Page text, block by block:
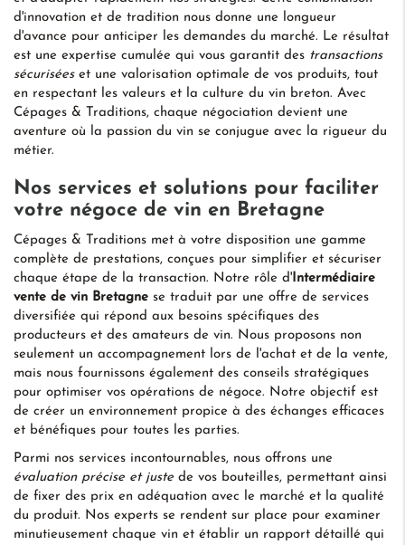
d'innovation et de tradition nous donne une longueur
d'avance pour anticiper les demandes du marché. Le résultat
est une expertise cumulée qui vous garantit des transactions
sécuriséeset une valorisation optimale de vos produits, tout
en respectant les valeurs et la culture du vin breton. Avec
Cépages & Traditions, chaque négociation devient une
aventure où la passion du vin se conjugue avec la rigueur du
métier.
Nos services et solutions pour faciliter
votre négoce de vin en Bretagne
Cépages & Traditions met à votre disposition une gamme
complète de prestations, conçues pour simplifier et sécuriser
chaque étape de la transaction. Notre rôle d' Intermédiaire
vente de vin Bretagne se traduit par une offre de services
diversifiée qui répond aux besoins spécifiques des
producteurs et des amateurs de vin. Nous proposons non
seulement un accompagnement lors de l'achat et de la vente,
mais nous fournissons également des conseils stratégiques
pour optimiser vos opérations de négoce. Notre objectif est
de créer un environnement propice à des échanges efficaces
et bénéfiques pour toutes les parties.
Parmi nos services incontournables, nous offrons une
évaluation précise et justede vos bouteilles, permettant ainsi
de fixer des prix en adéquation avec le marché et la qualité
du produit. Nos experts se rendent sur place pour examiner
minutieusement chaque vin et établir un rapport détaillé qui